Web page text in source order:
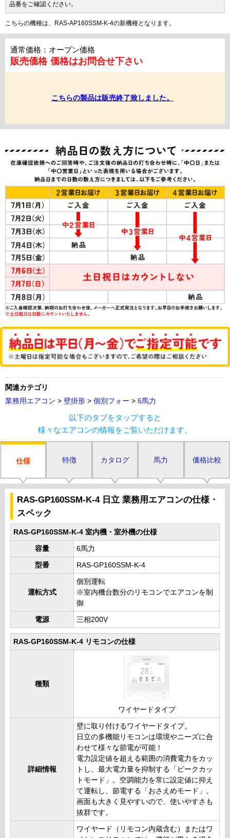
品番をご確認ください。
こちらの機種は、RAS-AP160SSM-K-4の新機種となります。
通常価格：オープン価格
販売価格 価格はお問合せ下さい
こちらの製品は販売終了致しました。
関連カテゴリ
業務用エアコン > 壁掛形 > 個別フォー > 6馬力
以下のタブをタップすると
様々なエアコンの情報をご覧いただけます。
仕様 特徴 カタログ 馬力 価格比較
RAS-GP160SSM-K-4 日立 業務用エアコンの仕様・
スペック
RAS-GP160SSM-K-4 室内機・室外機の仕様
容量 6馬力
型番 RAS-GP160SSM-K-4
運転方式
個別運転
※室内機台数分のリモコンでエアコンを制
御
電源 三相200V
RAS-GP160SSM-K-4 リモコンの仕様
種類
ワイヤードタイプ
詳細情報
壁に取り付けるワイヤードタイプ。
日立の多機能リモコンは環境やニーズに合
わせて様々な節電が可能！
電力設定値を超える範囲の消費電力をカッ
トし、最大電力量を抑制する「ピークカッ
トモード」。空調能力を常に設定値に抑え
て運転し、節電する「おさえめモード」。
画面も大きく見やすいので、使いやすさも
抜群です。
ワイヤード（リモコン内蔵含む）またはワ